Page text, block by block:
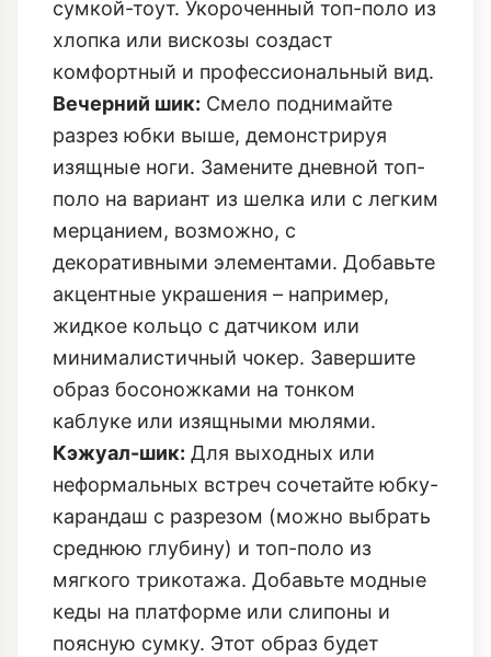
сумкой-тоут. Укороченный топ-поло из
хлопка или вискозы создаст
комфортный и профессиональный вид.
Вечерний шик: Смело поднимайте
разрез юбки выше, демонстрируя
изящные ноги. Замените дневной топ-
поло на вариант из шелка или с легким
мерцанием, возможно, с
декоративными элементами. Добавьте
акцентные украшения – например,
жидкое кольцо с датчиком или
минималистичный чокер. Завершите
образ босоножками на тонком
каблуке или изящными мюлями.
Кэжуал-шик: Для выходных или
неформальных встреч сочетайте юбку-
карандаш с разрезом (можно выбрать
среднюю глубину) и топ-поло из
мягкого трикотажа. Добавьте модные
кеды на платформе или слипоны и
поясную сумку. Этот образ будет